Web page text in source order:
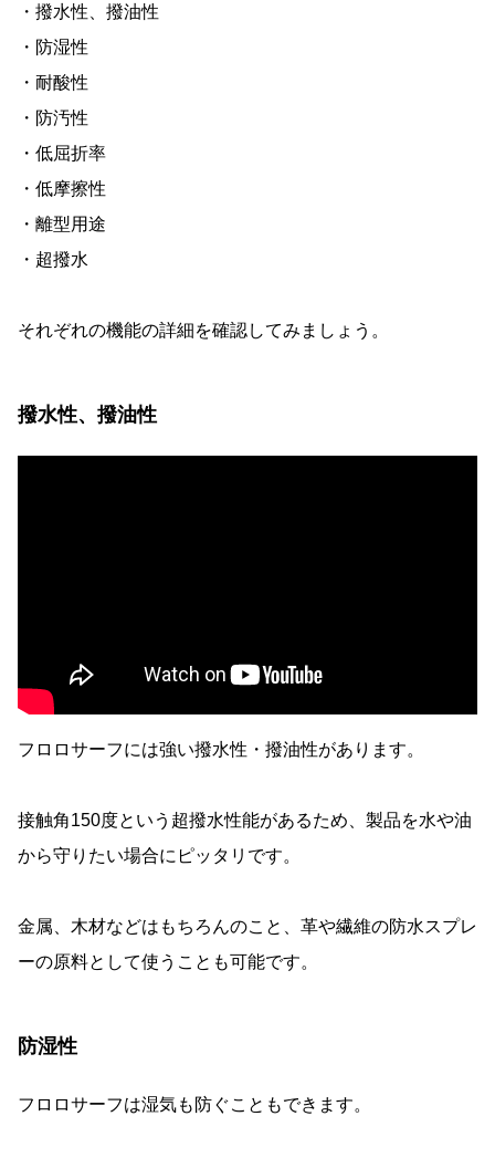
・撥水性、撥油性
・防湿性
・耐酸性
・防汚性
・低屈折率
・低摩擦性
・離型用途
・超撥水
それぞれの機能の詳細を確認してみましょう。
撥水性、撥油性
フロロサーフには強い撥水性・撥油性があります。
接触角150度という超撥水性能があるため、製品を水や油
から守りたい場合にピッタリです。
金属、木材などはもちろんのこと、革や繊維の防水スプレ
ーの原料として使うことも可能です。
防湿性
フロロサーフは湿気も防ぐこともできます。